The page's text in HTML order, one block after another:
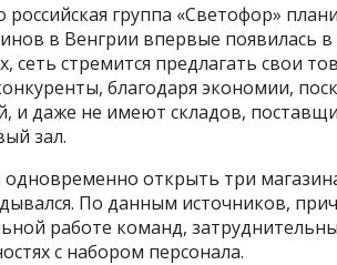
группа «Светофор»
в Венгрии впервые появилась в
сеть стремится предлагать свои
благодаря экономии,
и даже не имеют складов,
зал.
одновременно открыть три
По данным источников,
работе команд,
с набором персонала.